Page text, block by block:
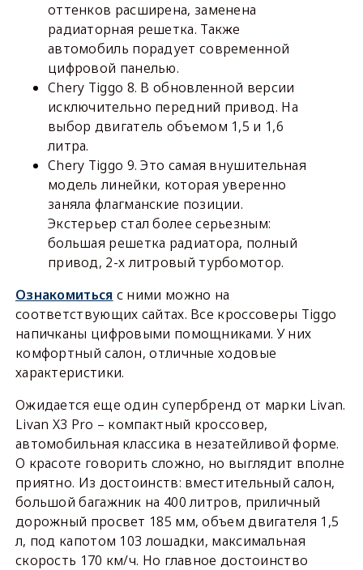
оттенков расширена, заменена
радиаторная решетка. Также
автомобиль порадует современной
цифровой панелью.
Chery Tiggo 8. В обновленной версии
исключительно передний привод. На
выбор двигатель объемом 1,5 и 1,6
литра.
Chery Tiggo 9. Это самая внушительная
модель линейки, которая уверенно
заняла флагманские позиции.
Экстерьер стал более серьезным:
большая решетка радиатора, полный
привод, 2-х литровый турбомотор.
Ознакомиться с ними можно на
соответствующих сайтах. Все кроссоверы Tiggo
напичканы цифровыми помощниками. У них
комфортный салон, отличные ходовые
характеристики.
Ожидается еще один супербренд от марки Livan.
Livan X3 Pro – компактный кроссовер,
автомобильная классика в незатейливой форме.
О красоте говорить сложно, но выглядит вполне
приятно. Из достоинств: вместительный салон,
большой багажник на 400 литров, приличный
дорожный просвет 185 мм, объем двигателя 1,5
л, под капотом 103 лошадки, максимальная
скорость 170 км/ч. Но главное достоинство